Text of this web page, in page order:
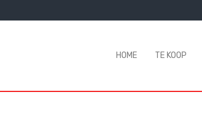
HOME TE KOOP